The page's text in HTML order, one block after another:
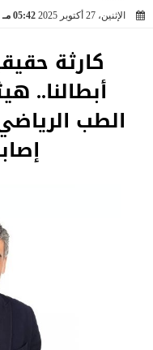
الإثنين، 27 أكتوبر 2025
05:42 مـ
كارثة
أبطالنا..
الطب